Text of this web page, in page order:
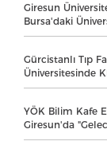
Giresun
Bursa'daki
Gürcistanlı Tıp
Üniversitesinde
YÖK Bilim Kafe
Giresun'da